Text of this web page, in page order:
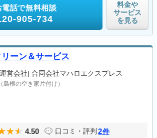
電話で無料相談
905-734
料金や
サービス
を見る
ーン＆サービス
営会社] 合同会社マハロエクスプレス
（島根の空き家片付け）
4.50 口コミ・評判 2件